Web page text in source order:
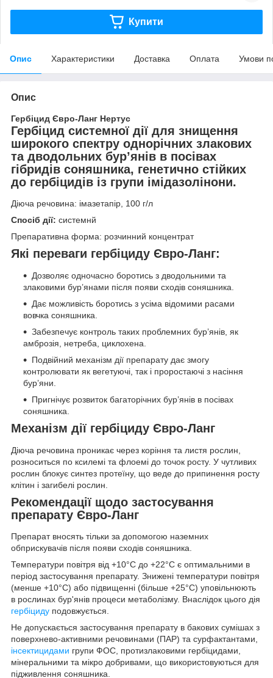
Купити
Опис Характеристики Доставка Оплата Умови
Опис
Гербіцид Євро-Ланг Нертус
Гербіцид системної дії для знищення
широкого спектру однорічних злакових
та дводольних бур’янів в посівах
гібридів соняшника, генетично стійких
до гербіцидів із групи імідазолінони.
Діюча речовина: імазетапір, 100 г/л
Спосіб дії: системнй
Препаративна форма: розчинний концентрат
Які переваги гербіциду Євро-Ланг:
Дозволяє одночасно боротись з дводольними та
злаковими бур’янами після появи сходів соняшника.
Дає можливість боротись з усіма відомими расами
вовчка соняшника.
Забезпечує контроль таких проблемних бур’янів, як
амброзія, нетреба, циклохена.
Подвійний механізм дії препарату дає змогу
контролювати як вегетуючі, так і проростаючі з насіння
бур’яни.
Пригнічує розвиток багаторічних бур’янів в посівах
соняшника.
Механізм дії гербіциду Євро-Ланг
Діюча речовина проникає через коріння та листя рослин,
розноситься по ксилемі та флоемі до точок росту. У чутливих
рослин блокує синтез протеїну, що веде до припинення росту
клітин і загибелі рослин.
Рекомендації щодо застосування
препарату Євро-Ланг
Препарат вносять тільки за допомогою наземних
обприскувачів після появи сходів соняшника.
Температури повітря від +10°С до +22°С є оптимальними в
період застосування препарату. Знижені температури повітря
(менше +10°С) або підвищенні (більше +25°С) уповільнюють
в рослинах бур'янів процеси метаболізму. Внаслідок цього дія
гербіциду подовжується.
Не допускається застосування препарату в бакових сумішах з
поверхнево-активними речо­винами (ПАР) та сурфактантами,
інсектицидами групи ФОС, протизлаковими гербіцидами,
мінеральними та мікро добривами, що використовуються для
підживлення соняшника.